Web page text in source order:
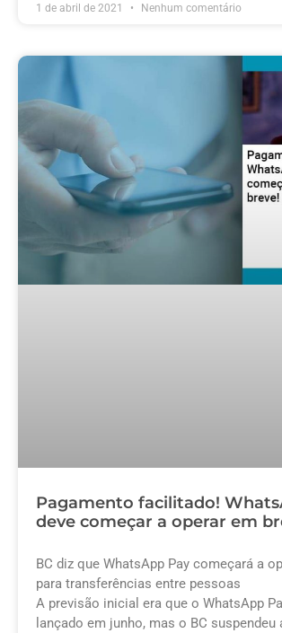
1 de abril de 2021 Nenhum comentário
Pagamento facilitado!
deve começar a operar em
BC diz que WhatsApp Pay começará a
para transferências entre pessoas
A previsão inicial era que o WhatsApp
lançado em junho, mas o BC suspendeu